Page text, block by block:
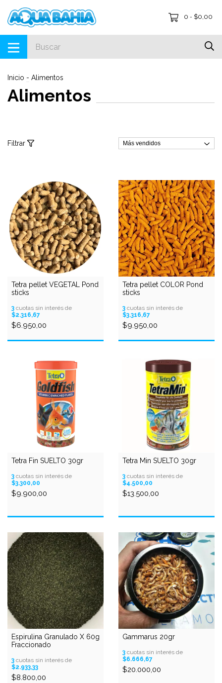
0 - $0,00
Inicio - Alimentos
Alimentos
Filtrar
Tetra pellet VEGETAL Pond
sticks
3 cuotas sin interés de
$2.316,67
$6.950,00
Tetra pellet COLOR Pond
sticks
3 cuotas sin interés de
$3.316,67
$9.950,00
Tetra Fin SUELTO 30gr
3 cuotas sin interés de
$3.300,00
$9.900,00
Tetra Min SUELTO 30gr
3 cuotas sin interés de
$4.500,00
$13.500,00
Espirulina Granulado X 60g
Fraccionado
3 cuotas sin interés de
$2.933,33
$8.800,00
Gammarus 20gr
3 cuotas sin interés de
$6.666,67
$20.000,00